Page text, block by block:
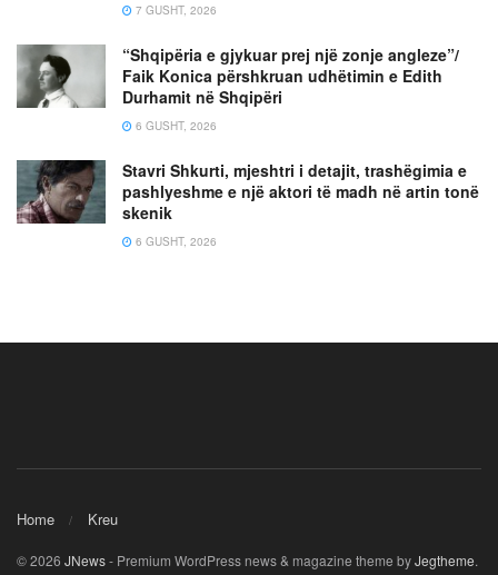
7 GUSHT, 2026
“Shqipëria e gjykuar prej një zonje angleze”/
Faik Konica përshkruan udhëtimin e Edith
Durhamit në Shqipëri
6 GUSHT, 2026
Stavri Shkurti, mjeshtri i detajit, trashëgimia e
pashlyeshme e një aktori të madh në artin tonë
skenik
6 GUSHT, 2026
Home Kreu
© 2026 JNews- Premium WordPress news & magazine theme byJegtheme.